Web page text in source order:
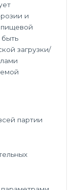
и
пищевой
загрузки/
партии